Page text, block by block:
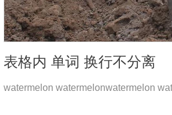
表格内 单词 换行不分离
watermelon watermelonwatermelon